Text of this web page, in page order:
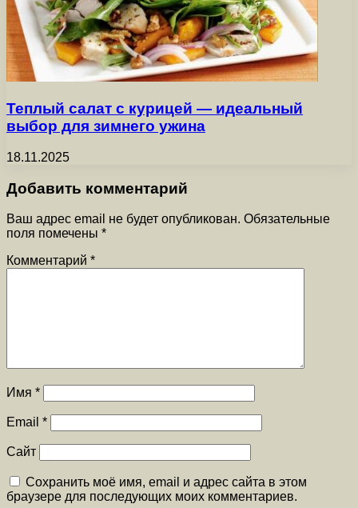
Теплый салат с курицей — идеальный
выбор для зимнего ужина
18.11.2025
Добавить комментарий
Ваш адрес email не будет опубликован. Обязательные
поля помечены *
Комментарий *
Имя *
Email *
Сайт
Сохранить моё имя, email и адрес сайта в этом
браузере для последующих моих комментариев.